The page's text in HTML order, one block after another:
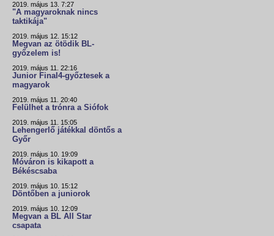
2019. május 13. 7:27
"A magyaroknak nincs
taktikája"
2019. május 12. 15:12
Megvan az ötödik BL-
győzelem is!
2019. május 11. 22:16
Junior Final4-győztesek a
magyarok
2019. május 11. 20:40
Felülhet a trónra a Siófok
2019. május 11. 15:05
Lehengerlő játékkal döntős a
Győr
2019. május 10. 19:09
Móváron is kikapott a
Békéscsaba
2019. május 10. 15:12
Döntőben a juniorok
2019. május 10. 12:09
Megvan a BL All Star
csapata